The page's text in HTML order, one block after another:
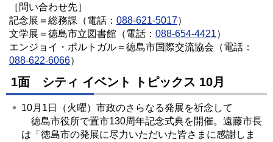
［問い合わせ先］
記念展＝総務課（電話： 088-621-5017）
文学展＝徳島市立図書館（電話： 088-654-4421）
エンジョイ・ポルトガル＝徳島市国際交流協会（電話：
088-622-6066）
1面 シティ イベント トピックス 10月
10月1日（火曜）市政のさらなる発展を祈念して
徳島市役所で置市130周年記念式典を開催。遠藤市長
は「徳島市の発展に尽力いただいた皆さまに感謝しま